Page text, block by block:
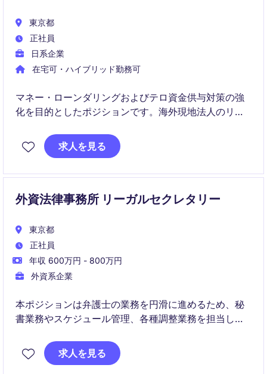
東京都
正社員
日系企業
在宅可・ハイブリッド勤務可
マネー・ローンダリングおよびテロ資金供与対策の強
化を目的としたポジションです。海外現地法人のリス
を行う即戦力プレーヤーとして活躍いただきます。
求人を見る
外資法律事務所 リーガルセクレタリー
東京都
正社員
年収 600万円 - 800万円
外資系企業
本ポジションは弁護士の業務を円滑に進めるため、秘
書業務やスケジュール管理、各種調整業務を担当しま
ションです。求人を見る